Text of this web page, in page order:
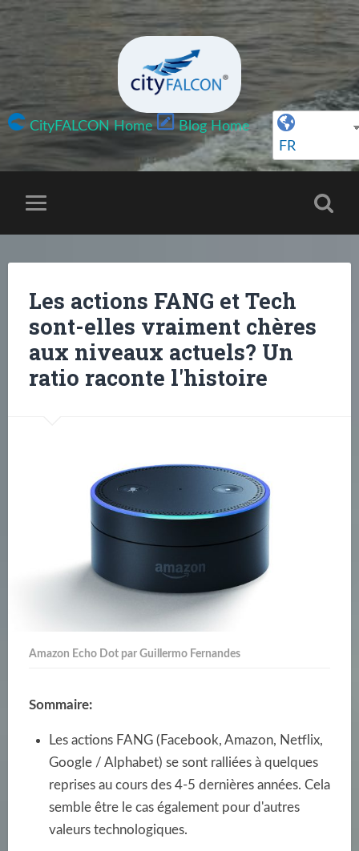
CityFALCON Home
Blog Home
FR
Les actions FANG et Tech
sont-elles vraiment chères
aux niveaux actuels? Un
ratio raconte l'histoire
Amazon Echo Dot par Guillermo Fernandes
Sommaire:
Les actions FANG (Facebook, Amazon, Netflix,
Google / Alphabet) se sont ralliées à quelques
reprises au cours des 4-5 dernières années. Cela
semble être le cas également pour d'autres
valeurs technologiques.